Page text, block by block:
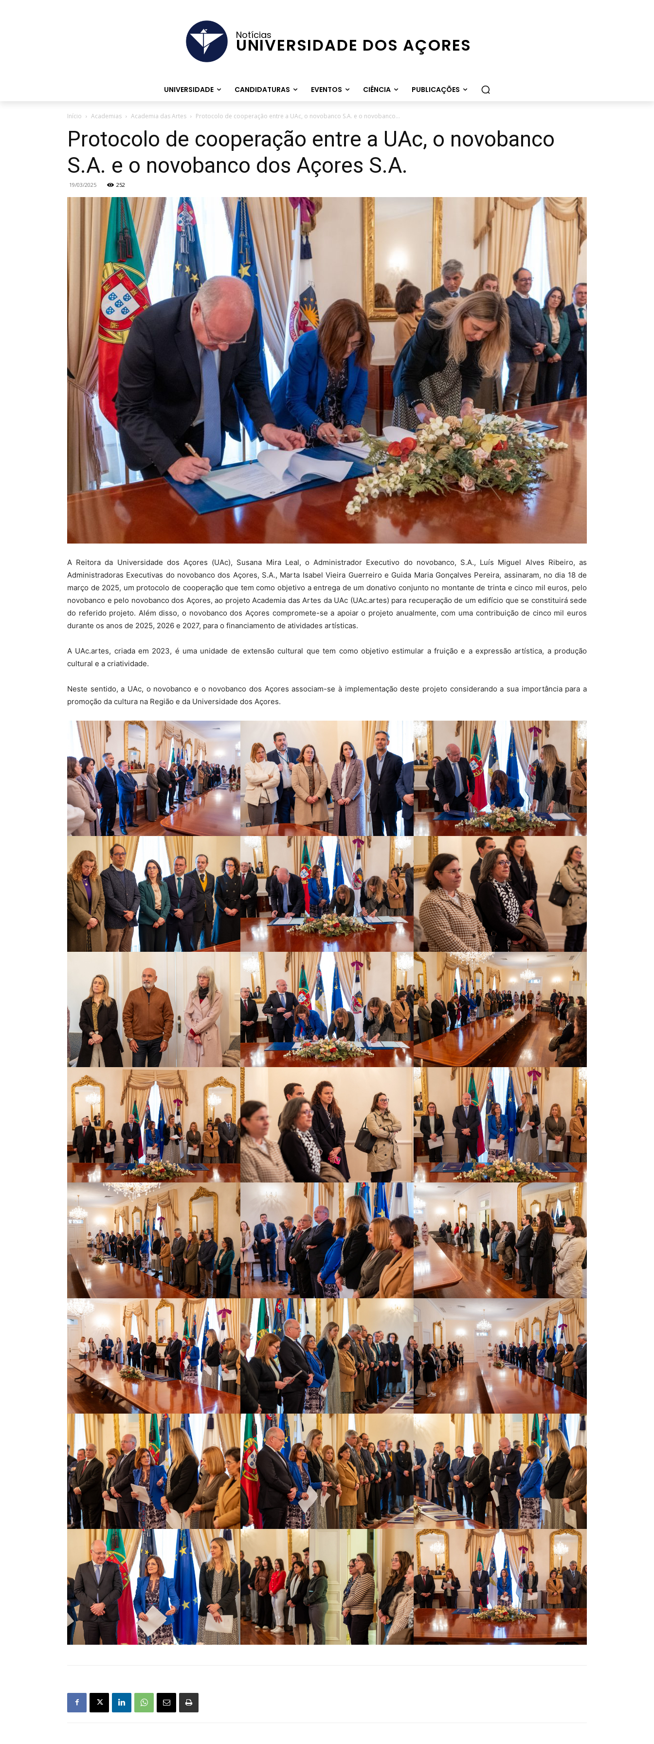
Notícias
UNIVERSIDADE DOS AÇORES
UNIVERSIDADE CANDIDATURAS EVENTOS CIÊNCIA PUBLICAÇÕES
Início Academias Academia das Artes Protocolo de cooperação entre a UAc, o novobanco S.A. e o novobanco...
Protocolo de cooperação entre a UAc, o novobanco
S.A. e o novobanco dos Açores S.A.
19/03/2025 252
A Reitora da Universidade dos Açores (UAc), Susana Mira Leal, o Administrador Executivo do novobanco, S.A., Luís Miguel Alves Ribeiro, as
Administradoras Executivas do novobanco dos Açores, S.A., Marta Isabel Vieira Guerreiro e Guida Maria Gonçalves Pereira, assinaram, no dia 18 de
março de 2025, um protocolo de cooperação que tem como objetivo a entrega de um donativo conjunto no montante de trinta e cinco mil euros, pelo
novobanco e pelo novobanco dos Açores, ao projeto Academia das Artes da UAc (UAc.artes) para recuperação de um edifício que se constituirá sede
do referido projeto. Além disso, o novobanco dos Açores compromete-se a apoiar o projeto anualmente, com uma contribuição de cinco mil euros
durante os anos de 2025, 2026 e 2027, para o financiamento de atividades artísticas.
A UAc.artes, criada em 2023, é uma unidade de extensão cultural que tem como objetivo estimular a fruição e a expressão artística, a produção
cultural e a criatividade.
Neste sentido, a UAc, o novobanco e o novobanco dos Açores associam-se à implementação deste projeto considerando a sua importância para a
promoção da cultura na Região e da Universidade dos Açores.